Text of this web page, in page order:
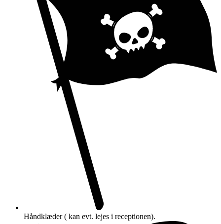
Håndklæder ( kan evt. lejes i receptionen).